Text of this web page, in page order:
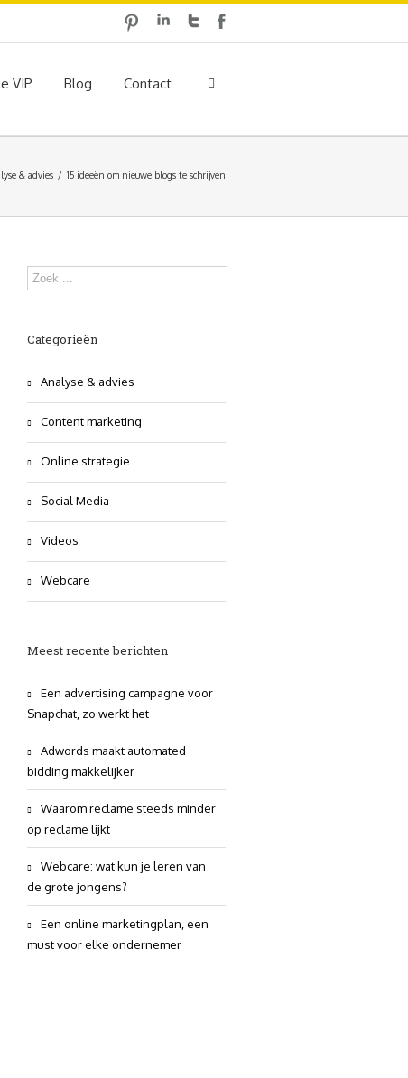
VIP Blog Contact
& advies 15 ideeën om nieuwe blogs te schrijven
Categorieën
Analyse & advies
Content marketing
Online strategie
Social Media
Videos
Webcare
Meest recente berichten
Een advertising campagne voor
Snapchat, zo werkt het
Adwords maakt automated
bidding makkelijker
Waarom reclame steeds minder
op reclame lijkt
Webcare: wat kun je leren van
de grote jongens?
Een online marketingplan, een
must voor elke ondernemer